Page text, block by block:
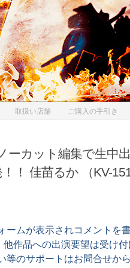
取扱い店舗 ご購入の手引き
ーカット編集で生中
！ 佳苗るか （KV-
ムが表示されコメントを
作品への出演要望は受け付
のサポートはお問合せか